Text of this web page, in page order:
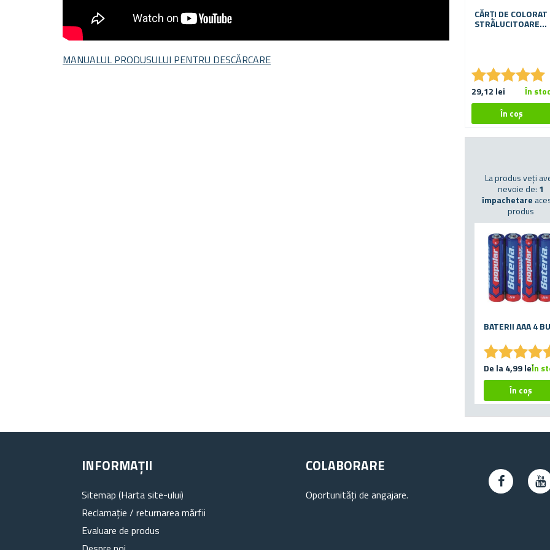
MANUALUL PRODUSULUI PENTRU DESCĂRCARE
CĂRȚI DE COLORAT
STRĂLUCITOARE
★★★★★
★★★★★
29,12 lei În stoc
La produs veți
nevoie de: 1
împachetare
produs
BATERII AAA 4
★★★★
★★★★
De la 4,99 leiÎn
INFORMAȚII
Sitemap (Harta site-ului)
Reclamație / returnarea mărfii
Evaluare de produs
COLABORARE
Oportunități de angajare.